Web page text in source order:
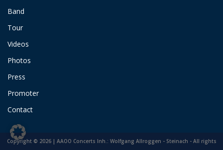
Band
Tour
Videos
Photos
Press
Promoter
Contact
Copyright © 2026 | AAOO Concerts Inh.: Wolfgang Allroggen - Steinach - All rights